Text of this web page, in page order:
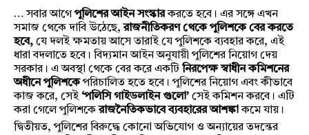
… সবার আগেপুলিশের আইন সংস্কারকরতে হবে। এর সঙ্গে এখন
সমাজ থেকে দাবি উঠেছে,রাজনীতিকরণ থেকে পুলিশকে বের করতে
হবে, যে দলই ক্ষমতায় আসে তারাই যে পুলিশকে ব্যবহার করে, এই
ধারা বদলাতে হবে। বিদ্যমান আইন অনুযায়ী পুলিশের নিয়োগ দেয়
সরকার। এ অবস্থা থেকে বের করে একটি নিরপেক্ষ স্বাধীন কমিশনের
অধীনে পুলিশকেপরিচালিত হতে হবে। পুলিশের নিয়োগ এবং কীভাবে
কাজ করে, সেই ‘পলিসি গাইডলাইন গুলো’ সেই কমিশন করবে। এটি
করা গেলে পুলিশকেরাজনৈতিকভাবে ব্যবহারের আশঙ্কাকমে যায়।
দ্বিতীয়ত, পুলিশের বিরুদ্ধে কোনো অভিযোগ ও অন্যায়ের তদন্তের